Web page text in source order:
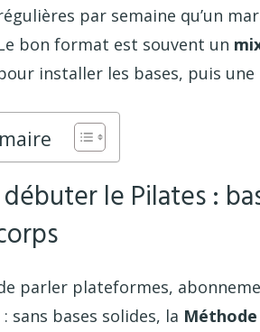
par semaine qu’un
bon format est souvent un
installer les bases, puis
le Pilates :
parler plateformes,
sans bases solides, la